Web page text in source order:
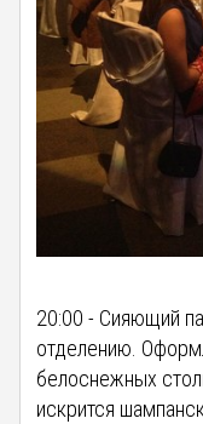
20:00 - Сияющий
отделению.
белоснежных
искрится